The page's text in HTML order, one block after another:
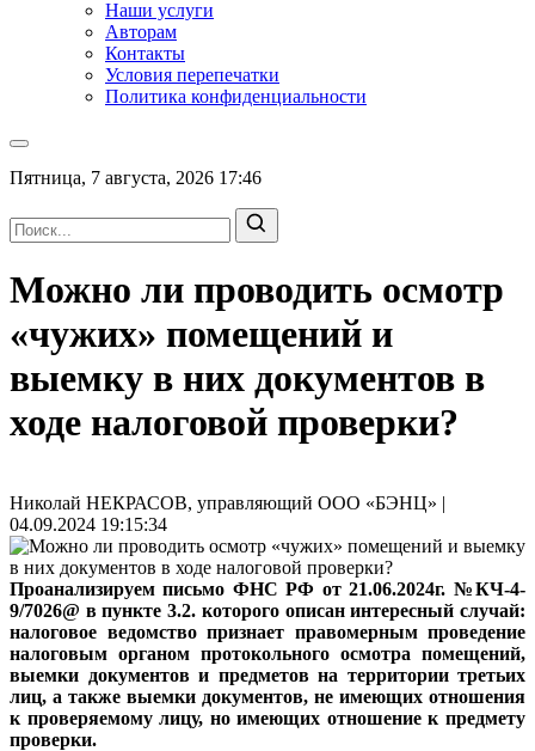
Наши услуги
Авторам
Контакты
Условия перепечатки
Политика конфиденциальности
Пятница, 7 августа, 2026 17:46
Можно ли проводить осмотр
«чужих» помещений и
выемку в них документов в
ходе налоговой проверки?
Николай НЕКРАСОВ, управляющий ООО «БЭНЦ» |
04.09.2024 19:15:34
Проанализируем письмо ФНС РФ от 21.06.2024г. №КЧ-4-
9/7026@ в пункте 3.2. которого описан интересный случай:
налоговое ведомство признает правомерным проведение
налоговым органом протокольного осмотра помещений,
выемки документов и предметов на территории третьих
лиц, а также выемки документов, не имеющих отношения
к проверяемому лицу, но имеющих отношение к предмету
проверки.